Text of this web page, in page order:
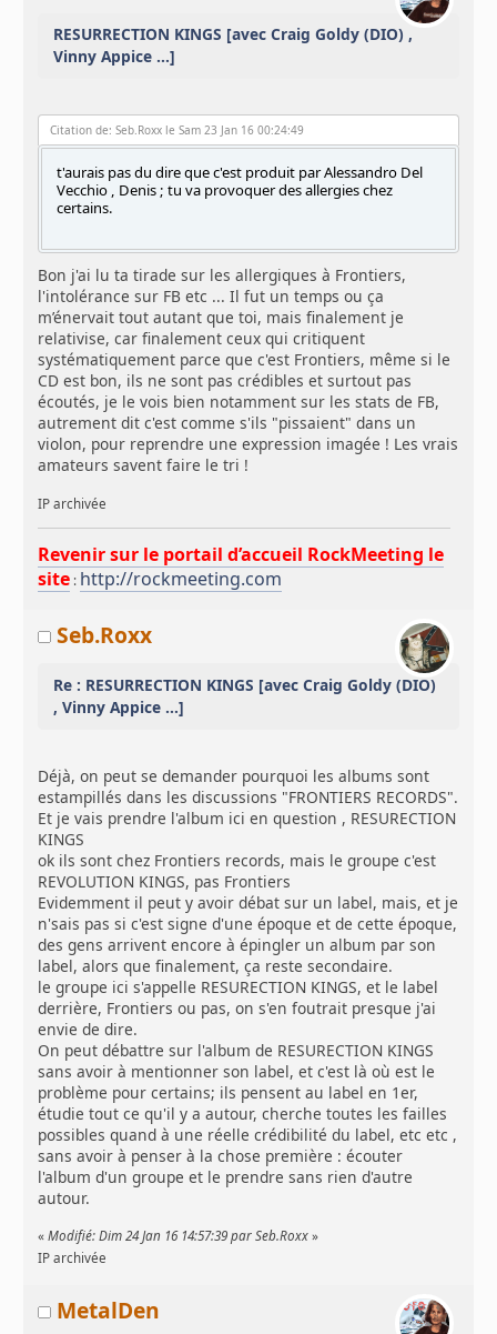
RESURRECTION KINGS [avec Craig Goldy (DIO) ,
Vinny Appice ...]
Citation de: Seb.Roxx le Sam 23 Jan 16 00:24:49
t'aurais pas du dire que c'est produit par Alessandro Del
Vecchio , Denis ; tu va provoquer des allergies chez
certains.
Bon j'ai lu ta tirade sur les allergiques à Frontiers,
l'intolérance sur FB etc ... Il fut un temps ou ça
m’énervait tout autant que toi, mais finalement je
relativise, car finalement ceux qui critiquent
systématiquement parce que c'est Frontiers, même si le
CD est bon, ils ne sont pas crédibles et surtout pas
écoutés, je le vois bien notamment sur les stats de FB,
autrement dit c'est comme s'ils "pissaient" dans un
violon, pour reprendre une expression imagée ! Les vrais
amateurs savent faire le tri !
IP archivée
Revenir sur le portail d’accueil RockMeeting le
site : http://rockmeeting.com
Seb.Roxx
Re : RESURRECTION KINGS [avec Craig Goldy (DIO)
, Vinny Appice ...]
Déjà, on peut se demander pourquoi les albums sont
estampillés dans les discussions "FRONTIERS RECORDS".
Et je vais prendre l'album ici en question , RESURECTION
KINGS
ok ils sont chez Frontiers records, mais le groupe c'est
REVOLUTION KINGS, pas Frontiers
Evidemment il peut y avoir débat sur un label, mais, et je
n'sais pas si c'est signe d'une époque et de cette époque,
des gens arrivent encore à épingler un album par son
label, alors que finalement, ça reste secondaire.
le groupe ici s'appelle RESURECTION KINGS, et le label
derrière, Frontiers ou pas, on s'en foutrait presque j'ai
envie de dire.
On peut débattre sur l'album de RESURECTION KINGS
sans avoir à mentionner son label, et c'est là où est le
problème pour certains; ils pensent au label en 1er,
étudie tout ce qu'il y a autour, cherche toutes les failles
possibles quand à une réelle crédibilité du label, etc etc ,
sans avoir à penser à la chose première : écouter
l'album d'un groupe et le prendre sans rien d'autre
autour.
«Modifié: Dim 24 Jan 16 14:57:39 par Seb.Roxx »
IP archivée
MetalDen